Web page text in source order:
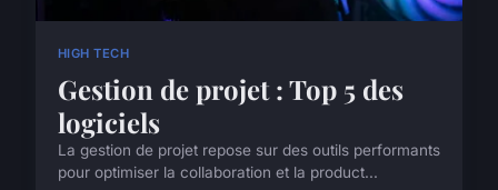
HIGH TECH
Gestion de projet : Top 5 des
logiciels
La gestion de projet repose sur des outils performants
pour optimiser la collaboration et la product...